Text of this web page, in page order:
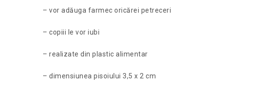
– vor adăuga farmec oricărei petreceri
– copiii le vor iubi
– realizate din plastic alimentar
– dimensiunea pisoiului 3,5 x 2 cm